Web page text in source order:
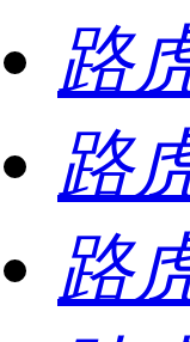
路
路
路